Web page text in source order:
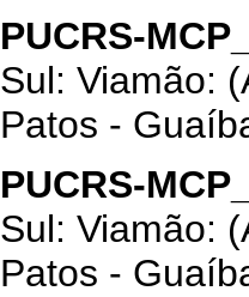
PUCRS-
Sul: Viamão:
Patos -
PUCRS-
Sul: Viamão:
Patos -